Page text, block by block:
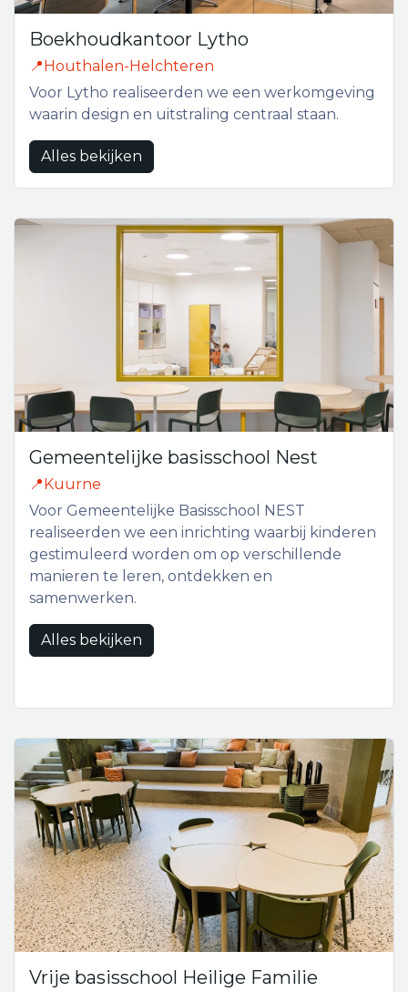
Boekhoudkantoor Lytho
📍Houthalen-Helchteren
Voor Lytho realiseerden we een werkomgeving
waarin design en uitstraling centraal staan.
Alles bekijken
Gemeentelijke basisschool Nest
📍Kuurne
Voor Gemeentelijke Basisschool NEST
realiseerden we een inrichting waarbij kinderen
gestimuleerd worden om op verschillende
manieren te leren, ontdekken en
samenwerken.
Alles bekijken
Vrije basisschool Heilige Familie